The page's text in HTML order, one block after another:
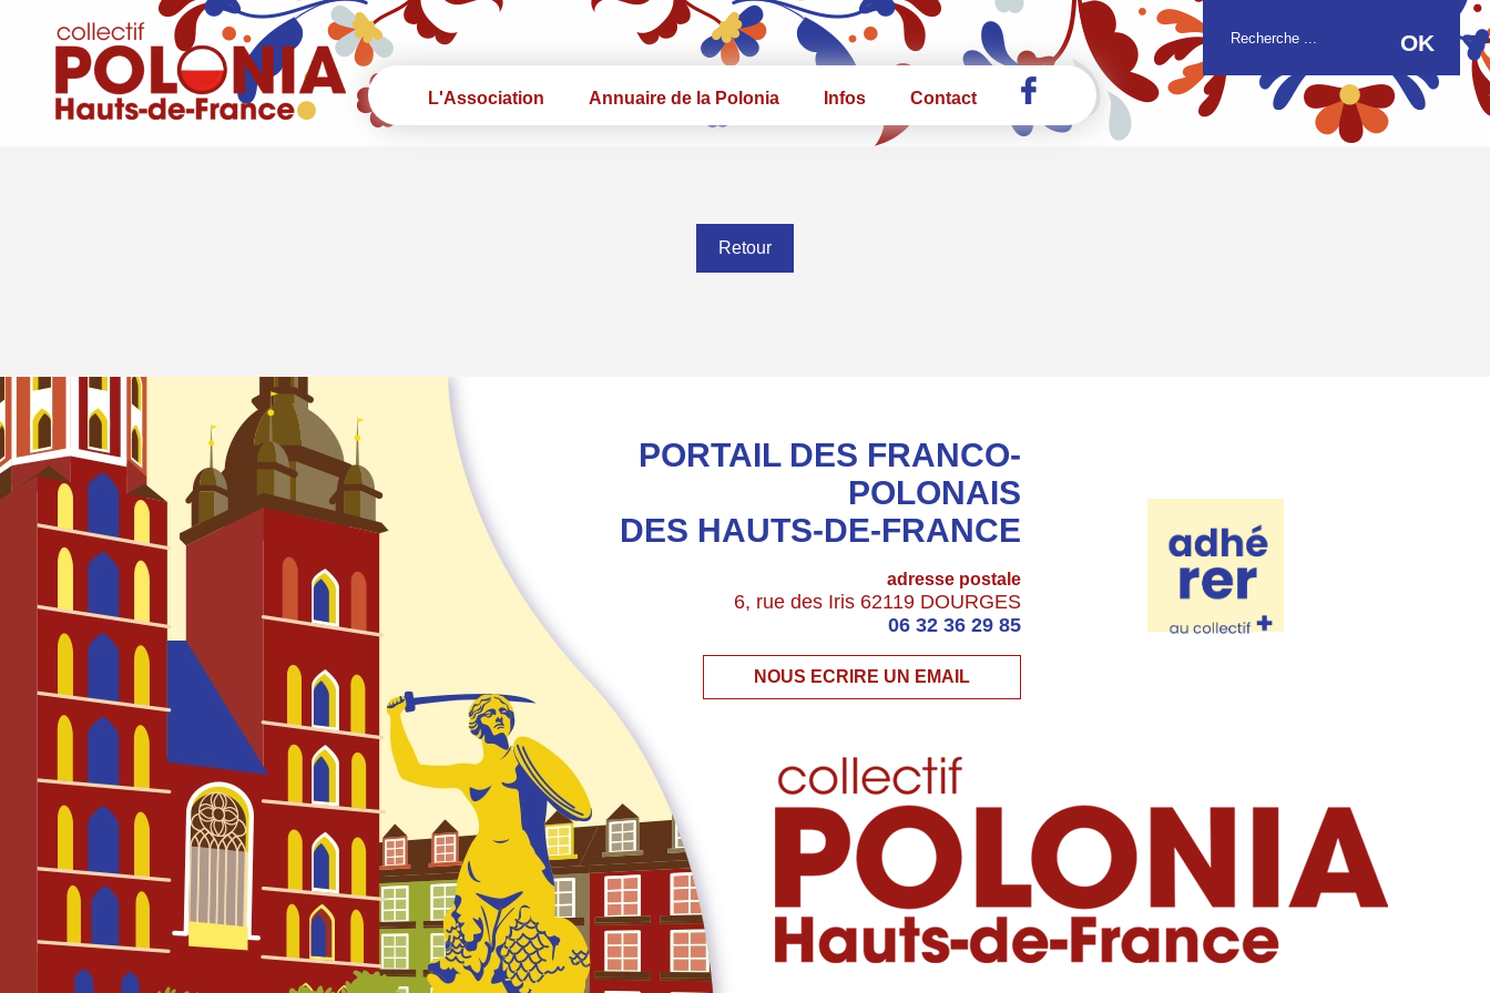
L'Association Annuaire de la Polonia Infos Contact
Retour
PORTAIL DES FRANCO-
POLONAIS
DES HAUTS-DE-FRANCE
adresse postale
6, rue des Iris 62119 DOURGES
06 32 36 29 85
NOUS ECRIRE UN EMAIL